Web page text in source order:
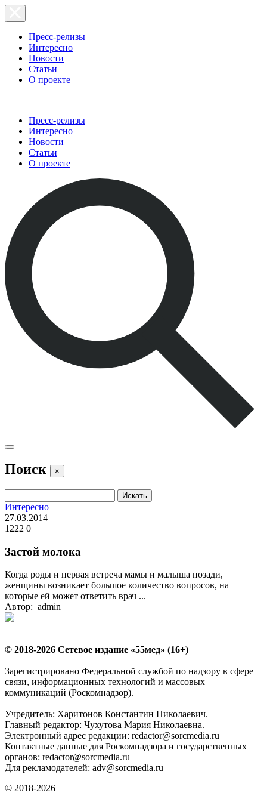
Пресс-релизы
Интересно
Новости
Статьи
О проекте
Пресс-релизы
Интересно
Новости
Статьи
О проекте
Поиск ×
Интересно
27.03.2014
1222 0
Застой молока
Когда роды и первая встреча мамы и малыша позади,
женщины возникает большое количество вопросов, на
которые ей может ответить врач ...
Автор: admin
© 2018-2026 Сетевое издание «55мед» (16+)
Зарегистрировано Федеральной службой по надзору в сфере
связи, информационных технологий и массовых
коммуникаций (Роскомнадзор).
Учредитель: Харитонов Константин Николаевич.
Главный редактор: Чухутова Мария Николаевна.
Электронный адрес редакции: redactor@sorcmedia.ru
Контактные данные для Роскомнадзора и государственных
органов: redactor@sorcmedia.ru
Для рекламодателей: adv@sorcmedia.ru
© 2018-2026